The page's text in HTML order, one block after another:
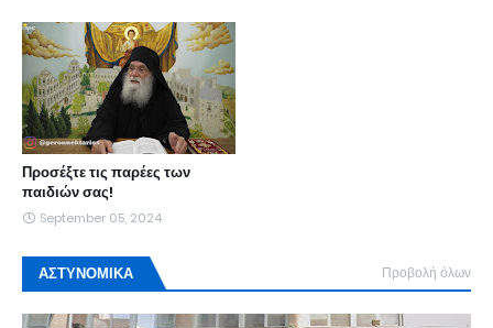
Προσέξτε τις παρέες των
παιδιών σας!
September 05, 2024
ΑΣΤΥΝΟΜΙΚΑ Προβολή όλων